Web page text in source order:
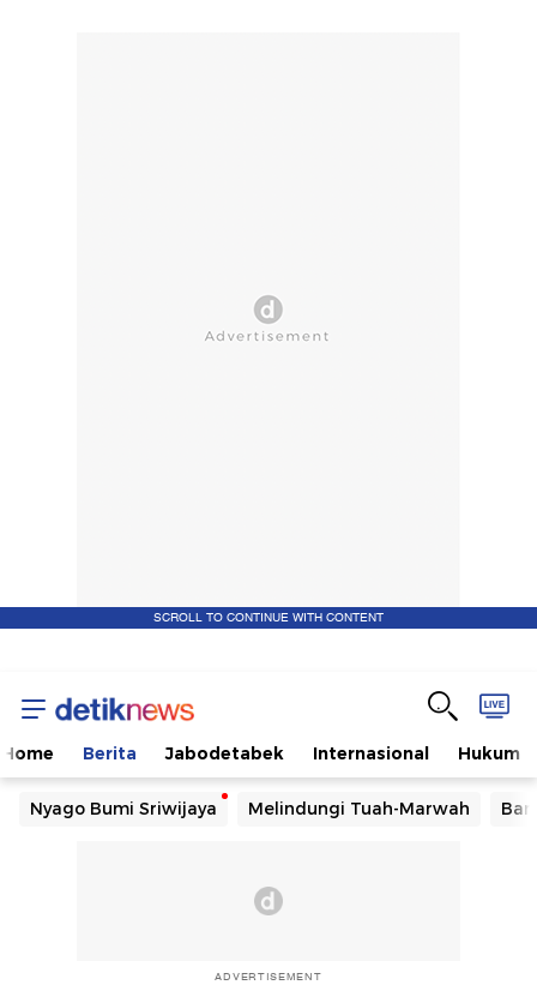
SCROLL TO CONTINUE WITH CONTENT
Home Berita Jabodetabek Internasional Hukum
Nyago Bumi Sriwijaya Melindungi Tuah-Marwah
ADVERTISEMENT